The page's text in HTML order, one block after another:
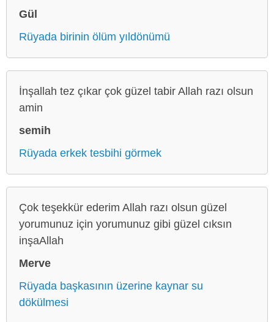
Gül
Rüyada birinin ölüm yıldönümü
İnşallah tez çıkar çok güzel tabir Allah razı olsun
amin
semih
Rüyada erkek tesbihi görmek
Çok teşekkür ederim Allah razı olsun güzel
yorumunuz için yorumunuz gibi güzel cıksın
inşaAllah
Merve
Rüyada başkasının üzerine kaynar su
dökülmesi